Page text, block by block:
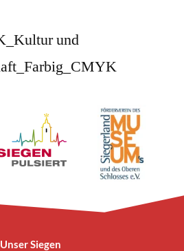
Unser Siegen